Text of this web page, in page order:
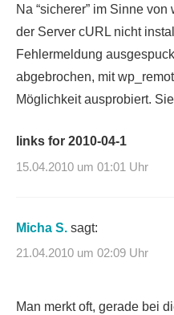
Na “sicherer” im Sinne
der Server cURL nicht
Fehlermeldung
abgebrochen, mit
Möglichkeit ausprobiert.
links for 2010-04-1
15.04.2010 um 01:01 Uhr
Micha S. sagt:
21.04.2010 um 02:09 Uhr
Man merkt oft, gerade bei